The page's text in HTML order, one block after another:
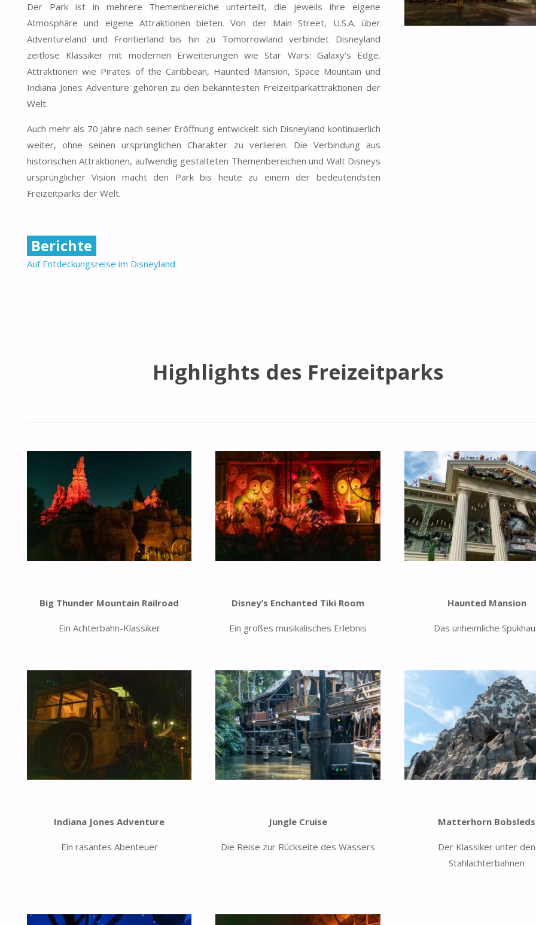
Der Park ist in mehrere Themenbereiche unterteilt, die jeweils ihre eigene
Atmosphäre und eigene Attraktionen bieten. Von der Main Street, U.S.A. über
Adventureland und Frontierland bis hin zu Tomorrowland verbindet Disneyland
zeitlose Klassiker mit modernen Erweiterungen wie Star Wars: Galaxy’s Edge.
Attraktionen wie Pirates of the Caribbean, Haunted Mansion, Space Mountain und
Indiana Jones Adventure gehören zu den bekanntesten Freizeitparkattraktionen der
Welt.
Auch mehr als 70 Jahre nach seiner Eröffnung entwickelt sich Disneyland kontinuierlich
weiter, ohne seinen ursprünglichen Charakter zu verlieren. Die Verbindung aus
historischen Attraktionen, aufwendig gestalteten Themenbereichen und Walt Disneys
ursprünglicher Vision macht den Park bis heute zu einem der bedeutendsten
Freizeitparks der Welt.
Berichte
Auf Entdeckungsreise im Disneyland
Highlights des Freizeitparks
Big Thunder Mountain Railroad
Ein Achterbahn-Klassiker
Disney’s Enchanted Tiki Room
Ein großes musikalisches Erlebnis
Haunted Mansion
Das unheimliche
Indiana Jones Adventure
Ein rasantes Abenteuer
Jungle Cruise
Die Reise zur Rückseite des Wassers
Matterhorn Bobsleds
Der Klassiker unter den
Stahlachterbahnen